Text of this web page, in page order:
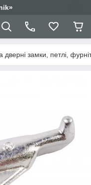
дверні замки, петлі,